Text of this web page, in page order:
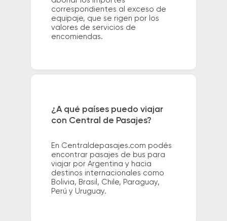
correspondientes al exceso de
equipaje, que se rigen por los
valores de servicios de
encomiendas.
¿A qué países puedo viajar
con Central de Pasajes?
En Centraldepasajes.com podés
encontrar pasajes de bus para
viajar por Argentina y hacia
destinos internacionales como
Bolivia, Brasil, Chile, Paraguay,
Perú y Uruguay.